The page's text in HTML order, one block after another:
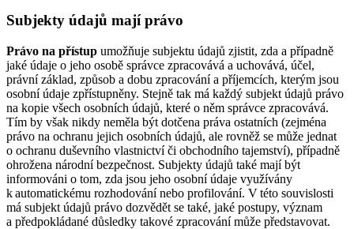
Subjekty údajů mají právo
Právo na přístup umožňuje subjektu údajů zjistit, zda a případně
jaké údaje o jeho osobě správce zpracovává a uchovává, účel,
právní základ, způsob a dobu zpracování a příjemcích, kterým jsou
osobní údaje zpřístupněny. Stejně tak má každý subjekt údajů právo
na kopie všech osobních údajů, které o něm správce zpracovává.
Tím by však nikdy neměla být dotčena práva ostatních (zejména
právo na ochranu jejich osobních údajů, ale rovněž se může jednat
o ochranu duševního vlastnictví či obchodního tajemství), případně
ohrožena národní bezpečnost. Subjekty údajů také mají být
informováni o tom, zda jsou jeho osobní údaje využívány
k automatickému rozhodování nebo profilování. V této souvislosti
má subjekt údajů právo dozvědět se také, jaké postupy, význam
a předpokládané důsledky takové zpracování může představovat.